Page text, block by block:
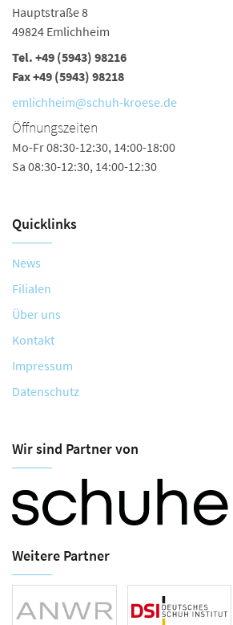
Hauptstraße 8
49824 Emlichheim
Tel. +49 (5943) 98216
Fax +49 (5943) 98218
emlichheim@schuh-kroese.de
Öffnungszeiten
Mo-Fr 08:30-12:30, 14:00-18:00
Sa 08:30-12:30, 14:00-12:30
Quicklinks
News
Filialen
Über uns
Kontakt
Impressum
Datenschutz
Wir sind Partner von
Weitere Partner